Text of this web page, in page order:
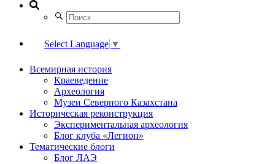
Select Language ▼
Всемирная история
Краеведение
Археология
Музеи Северного Казахстана
Историческая реконструкция
Экспериментальная археология
Блог клуба «Легион»
Тематические блоги
Блог ЛАЭ